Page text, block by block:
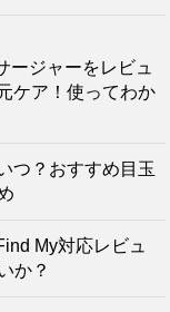
ージャーをレビュ
ケア！使ってわか
つ？おすすめ目玉
My対応レビュ
か？